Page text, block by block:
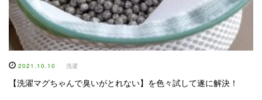
2021.10.10 洗濯
【洗濯マグちゃんで臭いがとれない】を色々試して遂に解決！